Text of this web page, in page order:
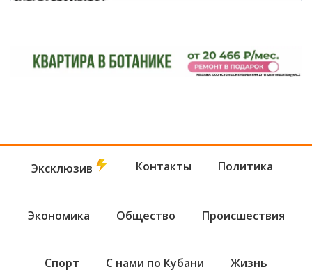
Эксклюзив Контакты Политика
Экономика Общество Происшествия
Спорт С нами по Кубани Жизнь